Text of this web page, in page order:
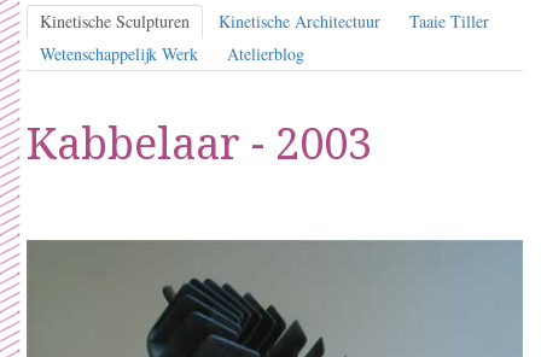
Kinetische Sculpturen Kinetische Architectuur
Taaie Tiller
Wetenschappelijk Werk
Atelierblog
Kabbelaar - 2003